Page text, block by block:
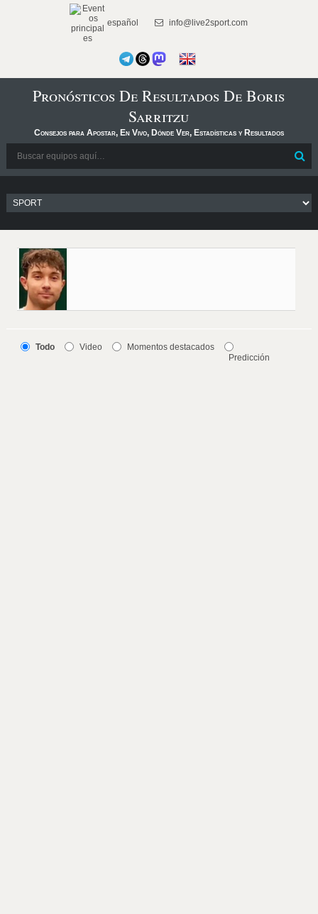
español info@live2sport.com
Pronósticos De Resultados De Boris
Sarritzu
Consejos para Apostar, En Vivo, Dónde Ver, Estadísticas y Resultados
Todo Video
Momentos destacados
Predicción